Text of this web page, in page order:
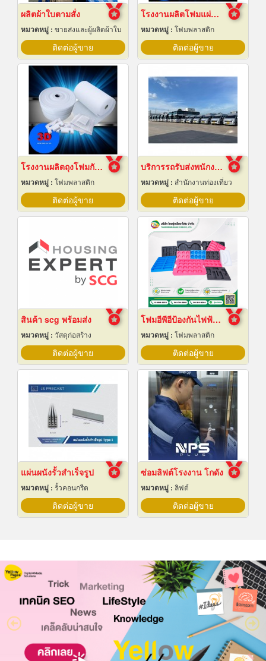
ผลิตผ้าใบตามสั่ง
หมวดหมู่ : ขายส่งและผู้ผลิตผ้าใบ
ติดต่อผู้ขาย
โรงงานผลิตโฟมแผ่นเกรด A ชลบุรี
หมวดหมู่ : โฟมพลาสติก
ติดต่อผู้ขาย
โรงงานผลิตถุงโฟมกันกระแทกอีพีอี ชลบุรี
หมวดหมู่ : โฟมพลาสติก
ติดต่อผู้ขาย
บริการรถรับส่งพนักงาน ฉะเชิงเทรา
หมวดหมู่ : สำนักงานท่องเที่ยว
ติดต่อผู้ขาย
สินค้า scg พร้อมส่ง
หมวดหมู่ : วัสดุก่อสร้าง
ติดต่อผู้ขาย
โฟมอีพีอีป้องกันไฟฟ้าสถิต
หมวดหมู่ : โฟมพลาสติก
ติดต่อผู้ขาย
แผ่นผนังรั้วสำเร็จรูป
หมวดหมู่ : รั้วคอนกรีต
ติดต่อผู้ขาย
ซ่อมลิฟต์โรงงาน โกดัง
หมวดหมู่ : ลิฟต์
ติดต่อผู้ขาย